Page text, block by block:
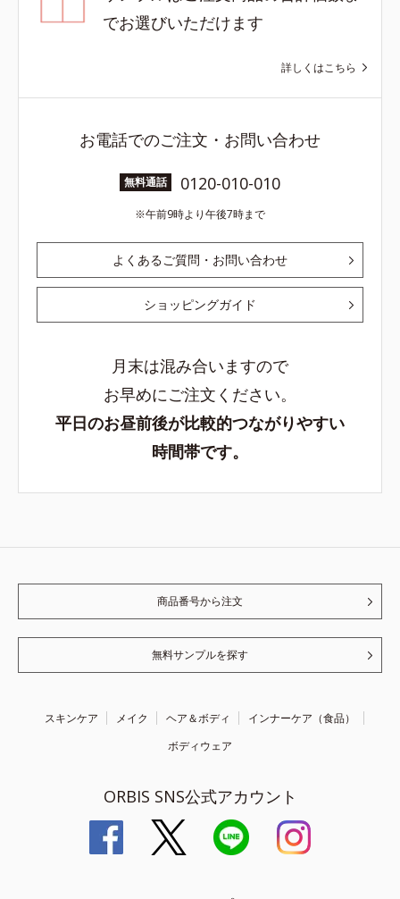
でお選びいただけます
詳しくはこちら
お電話でのご注文・お問い合わせ
無料通話 0120-010-010
午前9時より午後7時まで
よくあるご質問・お問い合わせ
ショッピングガイド
月末は混み合いますので
お早めにご注文ください。
平日のお昼前後が比較的つながりやすい
時間帯です。
商品番号から注文
無料サンプルを探す
スキンケア メイク ヘア＆ボディ
インナーケア（食品）
ボディウェア
ORBIS SNS公式アカウント